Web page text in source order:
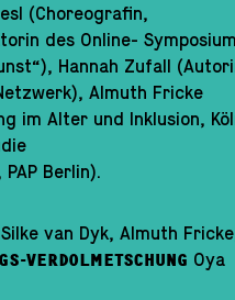
(Choreografin,
des Online-
Hannah Zufall
Almuth Fricke
im Alter und Inklusion,
Berlin).
van Dyk, Almuth
VERDOLMETSCHUNG Oya